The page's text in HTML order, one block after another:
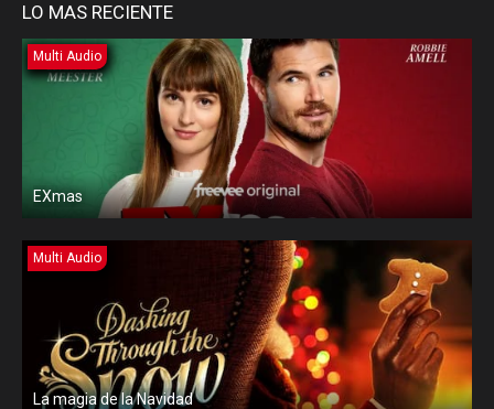
LO MAS RECIENTE
Multi Audio
EXmas
Multi Audio
La magia de la Navidad